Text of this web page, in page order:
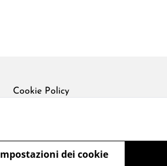
Cookie Policy
dei cookie